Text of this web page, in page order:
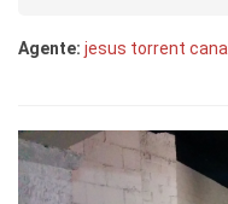
Agente: jesus torrent canal